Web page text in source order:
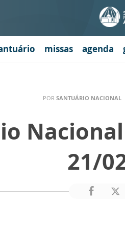
missas agenda
POR SANTUÁRIO NACIONAL
21/